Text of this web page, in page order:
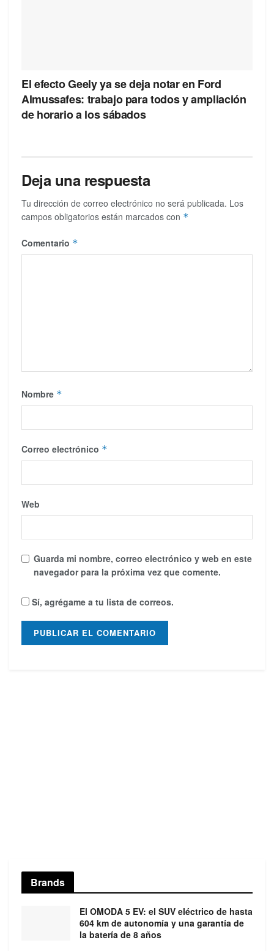
El efecto Geely ya se deja notar en Ford
Almussafes: trabajo para todos y ampliación
de horario a los sábados
Deja una respuesta
Tu dirección de correo electrónico no será publicada. Los
campos obligatorios están marcados con *
Comentario *
Nombre *
Correo electrónico *
Web
Guarda mi nombre, correo electrónico y web en este
navegador para la próxima vez que comente.
Sí, agrégame a tu lista de correos.
Brands
El OMODA 5 EV: el SUV eléctrico de hasta
604 km de autonomía y una garantía de
la batería de 8 años